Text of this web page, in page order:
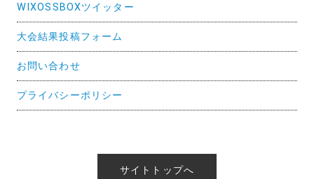
WIXOSSBOXツイッター
大会結果投稿フォーム
お問い合わせ
プライバシーポリシー
サイトトップへ